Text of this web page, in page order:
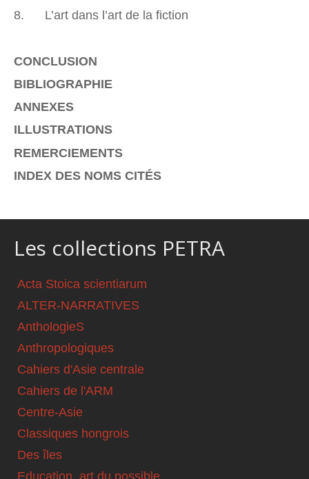
8. L’art dans l’art de la fiction
CONCLUSION
BIBLIOGRAPHIE
ANNEXES
ILLUSTRATIONS
REMERCIEMENTS
INDEX DES NOMS CITÉS
Les collections PETRA
Acta Stoica scientiarum
ALTER-NARRATIVES
AnthologieS
Anthropologiques
Cahiers d'Asie centrale
Cahiers de l'ARM
Centre-Asie
Classiques hongrois
Des îles